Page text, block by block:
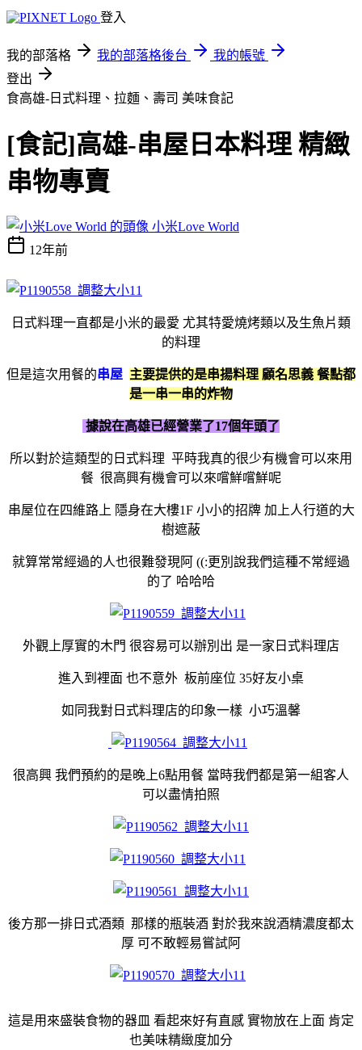
登入
我的部落格 我的部落格後台
我的帳號
登出
食高雄-日式料理、拉麵、壽司 美味食記
[食記]高雄-串屋日本料理 精緻
串物專賣
小米Love World
12年前
日式料理一直都是小米的最愛 尤其特愛燒烤類以及生魚片類
的料理
但是這次用餐的串屋 主要提供的是串揚料理 顧名思義 餐點都
是一串一串的炸物
據說在高雄已經營業了17個年頭了
所以對於這類型的日式料理 平時我真的很少有機會可以來用
餐 很高興有機會可以來嚐鮮嚐鮮呢
串屋位在四維路上 隱身在大樓1F 小小的招牌 加上人行道的大
樹遮蔽
就算常常經過的人也很難發現阿 ((:更別說我們這種不常經過
的了 哈哈哈
外觀上厚實的木門 很容易可以辦別出 是一家日式料理店
進入到裡面 也不意外 板前座位 35好友小桌
如同我對日式料理店的印象一樣 小巧溫馨
很高興 我們預約的是晚上6點用餐 當時我們都是第一組客人
可以盡情拍照
後方那一排日式酒類 那樣的瓶裝酒 對於我來說酒精濃度都太
厚 可不敢輕易嘗試阿
這是用來盛裝食物的器皿 看起來好有直感 實物放在上面 肯定
也美味精緻度加分